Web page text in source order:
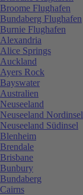
Broome Flughafen
Bundaberg Flughafen
Burnie Flughafen
Alexandria
Alice Springs
Auckland
Ayers Rock
Bayswater
Australien
Neuseeland
Neuseeland Nordinsel
Neuseeland Südinsel
Blenheim
Brendale
Brisbane
Bunbury
Bundaberg
Cairns